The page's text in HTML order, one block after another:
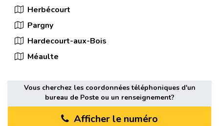
Herbécourt
Pargny
Hardecourt-aux-Bois
Méaulte
Vous cherchez les coordonnées téléphoniques d'un
bureau de Poste ou un renseignement?
Afficher le numéro